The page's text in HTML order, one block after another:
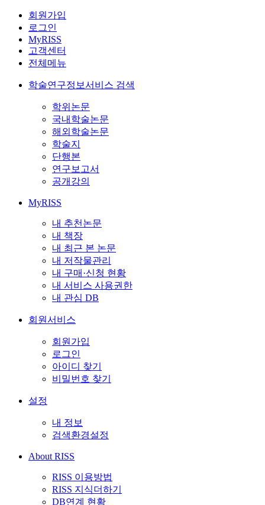
회원가입
로그인
MyRISS
고객센터
전체메뉴
학술연구정보서비스 검색
학위논문
국내학술논문
해외학술논문
학술지
단행본
연구보고서
공개강의
MyRISS
내 추천논문
내 책장
내 최근 본 논문
내 저작물관리
내 구매·신청 현황
내 서비스 사용권한
내 관심 DB
회원서비스
회원가입
로그인
아이디 찾기
비밀번호 찾기
설정
내 정보
검색환경설정
About RISS
RISS 이용방법
RISS 지식더하기
DB연계 현황